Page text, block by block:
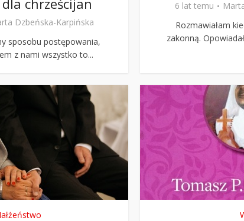
chrześcijan
Dzbeńska-Karpińska
sposobu postępowania,
z nami wszystko to...
6 lat temu
Rozmawiałam
zakonną.